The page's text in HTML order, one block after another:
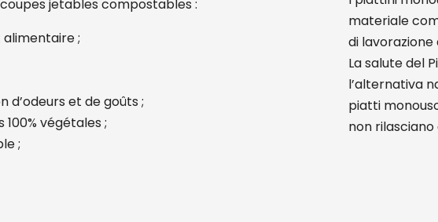
jetables compostables :
;
d’odeurs et de goûts ;
végétales ;
;
materiale
di
La salute del
l’alternativa
piatti
non